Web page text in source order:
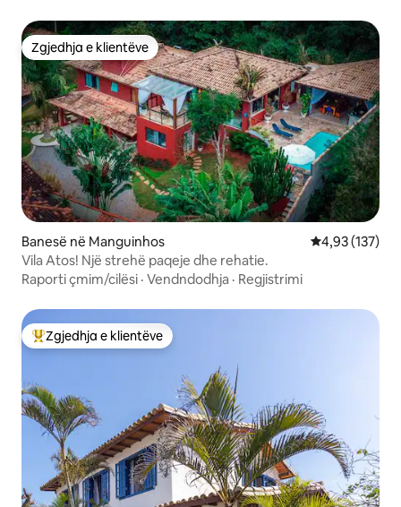
Zgjedhja e klientëve
Zgjedhja e klientëve
Banesë në Manguinhos Vlerësimi
4,93 (137)
Vila Atos! Një strehë paqeje dhe rehatie.
Raporti çmim/cilësi · Vendndodhja · Regjistrimi
Më të mirat e zgjedhjeve të klientëve
Zgjedhja e klientëve